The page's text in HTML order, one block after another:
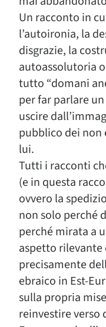
Un racconto in
l’autoironia, la
disgrazie, la
autoassolutoria
tutto “domani
per far parlare
uscire
pubblico dei non
lui.
Tutti i racconti
(e in questa
ovvero la
non solo perché
perché mirata a
aspetto rilevante
precisamente
ebraico in Est-
sulla propria
reinvestire verso